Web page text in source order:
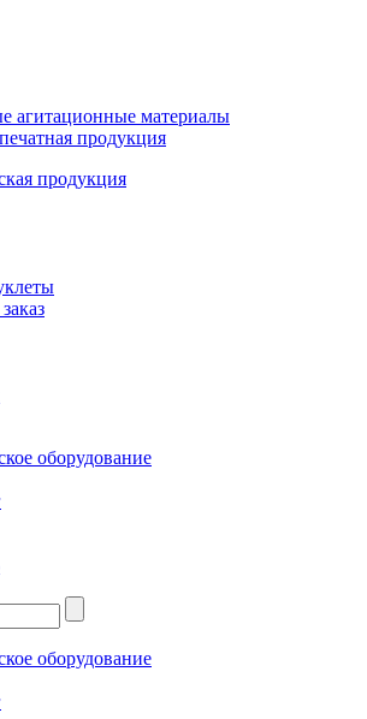
агитационные материалы
продукция
продукция
оборудование
оборудование